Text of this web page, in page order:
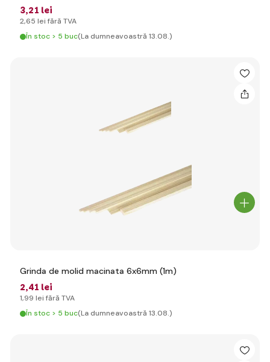
3,21 lei
2,65 lei fără TVA
În stoc > 5 buc(La dumneavoastră 13.08.)
Grinda de molid macinata 6x6mm (1m)
2,41 lei
1,99 lei fără TVA
În stoc > 5 buc(La dumneavoastră 13.08.)